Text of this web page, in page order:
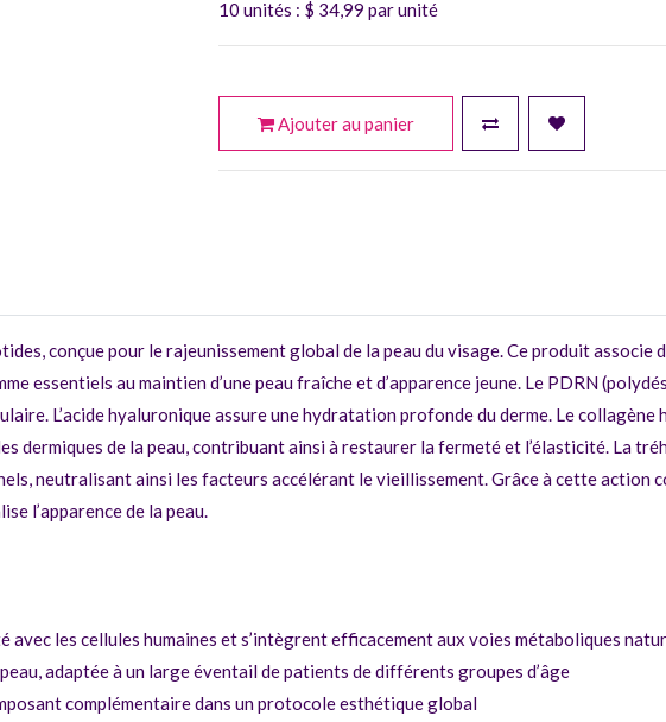
10 unités : $ 34,99 par unité
Ajouter au panier
conçue pour le rajeunissement global de la peau du visage. Ce produit associe
essentiels au maintien d’une peau fraîche et d’apparence jeune. Le PDRN
L’acide hyaluronique assure une hydratation profonde du derme. Le collagène
dermiques de la peau, contribuant ainsi à restaurer la fermeté et l’élasticité. La
neutralisant ainsi les facteurs accélérant le vieillissement. Grâce à cette action
l’apparence de la peau.
les cellules humaines et s’intègrent efficacement aux voies métaboliques
adaptée à un large éventail de patients de différents groupes d’âge
complémentaire dans un protocole esthétique global